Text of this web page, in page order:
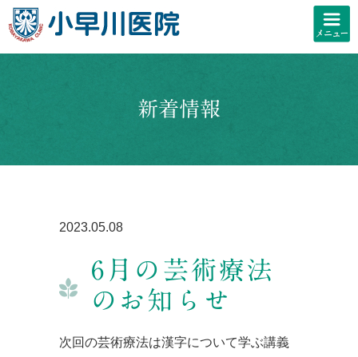
新着情報
2023.05.08
6月の芸術療法
のお知らせ
次回の芸術療法は漢字について学ぶ講義